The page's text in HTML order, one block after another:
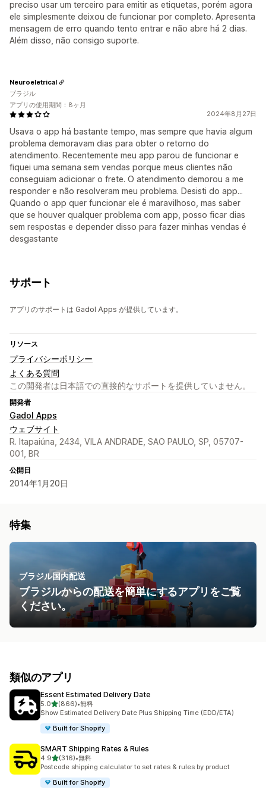
preciso usar um terceiro para emitir as etiquetas, porém agora
ele simplesmente deixou de funcionar por completo. Apresenta
mensagem de erro quando tento entrar e não abre há 2 dias.
Além disso, não consigo suporte.
2024年8月27日
Usava o app há bastante tempo, mas sempre que havia algum
problema demoravam dias para obter o retorno do
atendimento. Recentemente meu app parou de funcionar e
fiquei uma semana sem vendas porque meus clientes não
conseguiam adicionar o frete. O atendimento demorou a me
responder e não resolveram meu problema. Desisti do app...
Quando o app quer funcionar ele é maravilhoso, mas saber
que se houver qualquer problema com app, posso ficar dias
sem respostas e depender disso para fazer minhas vendas é
desgastante
Neuroeletrical
ブラジル
アプリの使用期間：8ヶ月
サポート
アプリのサポートは Gadol Apps が提供しています。
リソース
プライバシーポリシー
よくある質問
この開発者は日本語での直接的なサポートを提供していません。
開発者
Gadol Apps
ウェブサイト
R. Itapaiúna, 2434, VILA ANDRADE, SAO PAULO, SP, 05707-
001, BR
公開日
2014年1月20日
特集
ブラジル国内配送
ブラジルからの配送を簡単にするアプリをご覧
ください。
類似のアプリ
Essent Estimated Delivery Date
5.05つ星中
(866)
合計レビュー数：866件
•無料
Show Estimated Delivery Date Plus Shipping Time (EDD/ETA)
Built for Shopify
SMART Shipping Rates & Rules
4.95つ星中
(316)
合計レビュー数：316件
•無料
Postcode shipping calculator to set rates & rules by product
Built for Shopify